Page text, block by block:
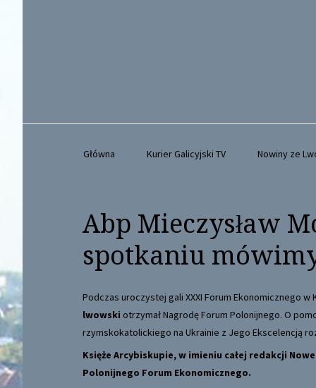
Główna Kurier Galicyjski TV Nowiny ze
Abp Mieczysław
spotkaniu
Podczas uroczystej gali XXXI Forum Ekonomicznego w
lwowski otrzymał Nagrodę Forum Polonijnego. O
rzymskokatolickiego na Ukrainie z Jego Ekscelencją
Księże Arcybiskupie, w imieniu całej redakcji
Polonijnego Forum Ekonomicznego.